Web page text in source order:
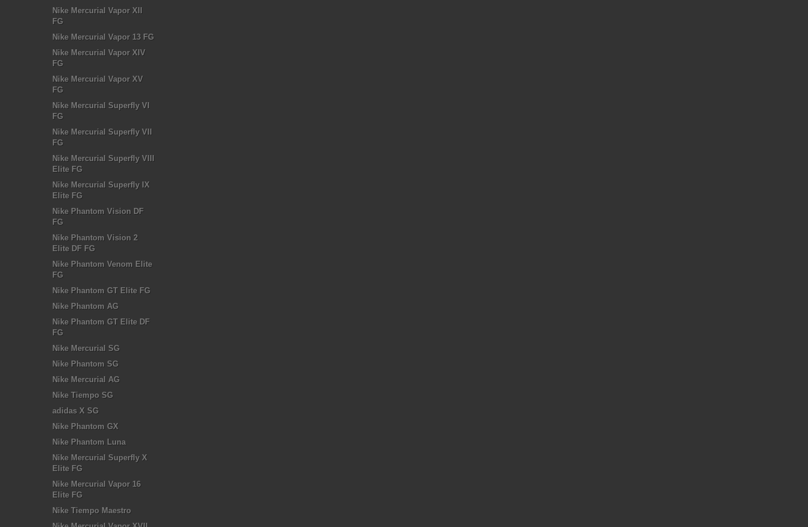
Nike Mercurial Vapor XII
FG
Nike Mercurial Vapor 13 FG
Nike Mercurial Vapor XIV
FG
Nike Mercurial Vapor XV
FG
Nike Mercurial Superfly VI
FG
Nike Mercurial Superfly VII
FG
Nike Mercurial Superfly VIII
Elite FG
Nike Mercurial Superfly IX
Elite FG
Nike Phantom Vision DF
FG
Nike Phantom Vision 2
Elite DF FG
Nike Phantom Venom Elite
FG
Nike Phantom GT Elite FG
Nike Phantom AG
Nike Phantom GT Elite DF
FG
Nike Mercurial SG
Nike Phantom SG
Nike Mercurial AG
Nike Tiempo SG
adidas X SG
Nike Phantom GX
Nike Phantom Luna
Nike Mercurial Superfly X
Elite FG
Nike Mercurial Vapor 16
Elite FG
Nike Tiempo Maestro